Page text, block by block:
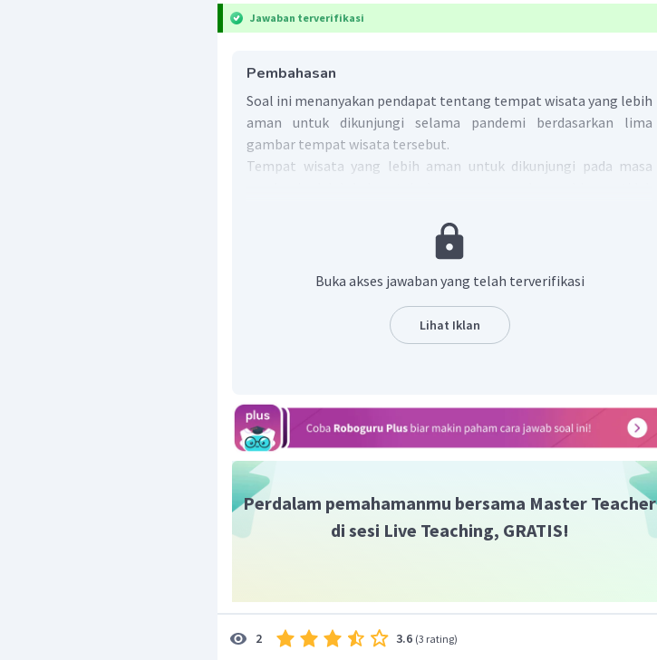
Jawaban terverifikasi
Pembahasan
Soal ini menanyakan pendapat tentang tempat wisata yang lebih
aman untuk dikunjungi selama pandemi berdasarkan lima
gambar tempat wisata tersebut.
Tempat wisata yang lebih aman untuk dikunjungi pada masa
Cara menyampaikan pendapat dalam Bahasa Inggris salah
satunya adalah dengan menggunakan ungkapan "
berarti "Menurut saya ....".
adalah menurut saya tempat yang lebih aman untuk dikunjungi
pada masa pandemi adalah kebun teh, karena areanya yang luas
during a pandemic is a tea garden, because the area is large so it
won't cause a crowd.
Buka akses jawaban yang telah terverifikasi
Lihat Iklan
Perdalam pemahamanmu bersama Master Teacher
di sesi Live Teaching, GRATIS!
2 3.6 (3 rating)